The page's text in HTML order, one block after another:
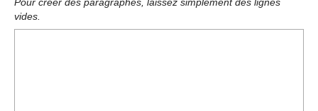
Pour créer des paragraphes, laissez simplement des lignes
vides.